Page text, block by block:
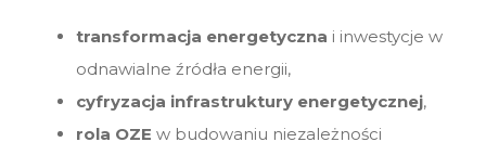
transformacja energetyczna i inwestycje w
odnawialne źródła energii,
cyfryzacja infrastruktury energetycznej,
rola OZE w budowaniu niezależności